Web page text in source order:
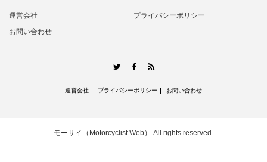
運営会社
プライバシーポリシー
お問い合わせ
TwitterFacebook
運営会社 プライバシーポリシー お問い合わせ
モーサイ（Motorcyclist Web） All rights reserved.